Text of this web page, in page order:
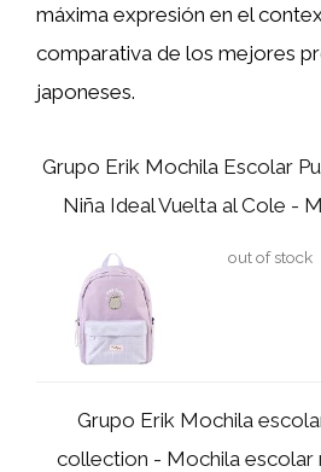
máxima expresión en el
comparativa de los mejores
japoneses.
Grupo Erik Mochila Escolar
Niña Ideal Vuelta al Cole -
out of stock
Grupo Erik Mochila
collection - Mochila escolar